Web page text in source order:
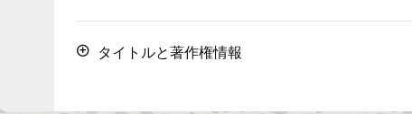
タイトルと著作権情報